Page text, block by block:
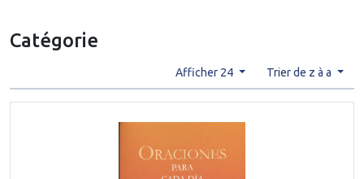
Catégorie
Afficher 24 Trier de z à a